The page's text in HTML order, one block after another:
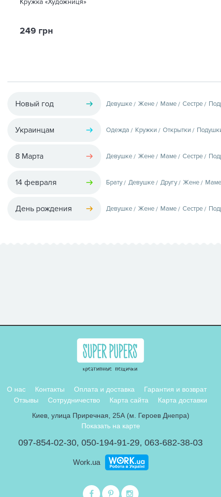
Кружка «Художниця»
249 грн
Новый год Девушке Жене Маме Сестре
Украинцам Одежда Кружки Открытки
8 Марта Девушке Жене Маме Сестре
14 февраля Брату Девушке Другу Жене Маме
День рождения Девушке Жене Маме Сестре
О нас Контакты Оплата и доставка
Гарантия и возврат
Отзывы
Сотрудничество Карта сайта
Карта доставки
Киев, улица Приречная, 25А (м. Героев Днепра)
Показать на карте
097-854-02-30, 050-194-91-29, 063-682-38-03
Work.ua